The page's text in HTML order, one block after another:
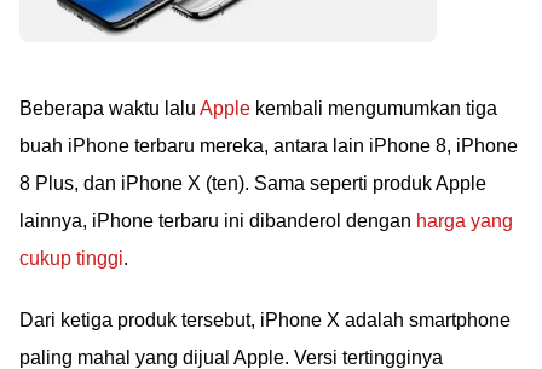
Beberapa waktu lalu Apple kembali mengumumkan tiga
buah iPhone terbaru mereka, antara lain iPhone 8, iPhone
8 Plus, dan iPhone X (ten). Sama seperti produk Apple
lainnya, iPhone terbaru ini dibanderol dengan harga yang
cukup tinggi.
Dari ketiga produk tersebut, iPhone X adalah smartphone
paling mahal yang dijual Apple. Versi tertingginya